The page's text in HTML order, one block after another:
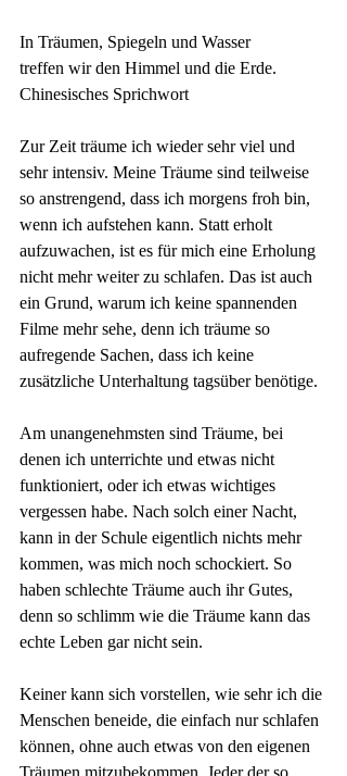
In Träumen, Spiegeln und Wasser
treffen wir den Himmel und die Erde.
Chinesisches Sprichwort
Zur Zeit träume ich wieder sehr viel und
sehr intensiv. Meine Träume sind teilweise
so anstrengend, dass ich morgens froh bin,
wenn ich aufstehen kann. Statt erholt
aufzuwachen, ist es für mich eine Erholung
nicht mehr weiter zu schlafen. Das ist auch
ein Grund, warum ich keine spannenden
Filme mehr sehe, denn ich träume so
aufregende Sachen, dass ich keine
zusätzliche Unterhaltung tagsüber benötige.
Am unangenehmsten sind Träume, bei
denen ich unterrichte und etwas nicht
funktioniert, oder ich etwas wichtiges
vergessen habe. Nach solch einer Nacht,
kann in der Schule eigentlich nichts mehr
kommen, was mich noch schockiert. So
haben schlechte Träume auch ihr Gutes,
denn so schlimm wie die Träume kann das
echte Leben gar nicht sein.
Keiner kann sich vorstellen, wie sehr ich die
Menschen beneide, die einfach nur schlafen
können, ohne auch etwas von den eigenen
Träumen mitzubekommen. Jeder der so